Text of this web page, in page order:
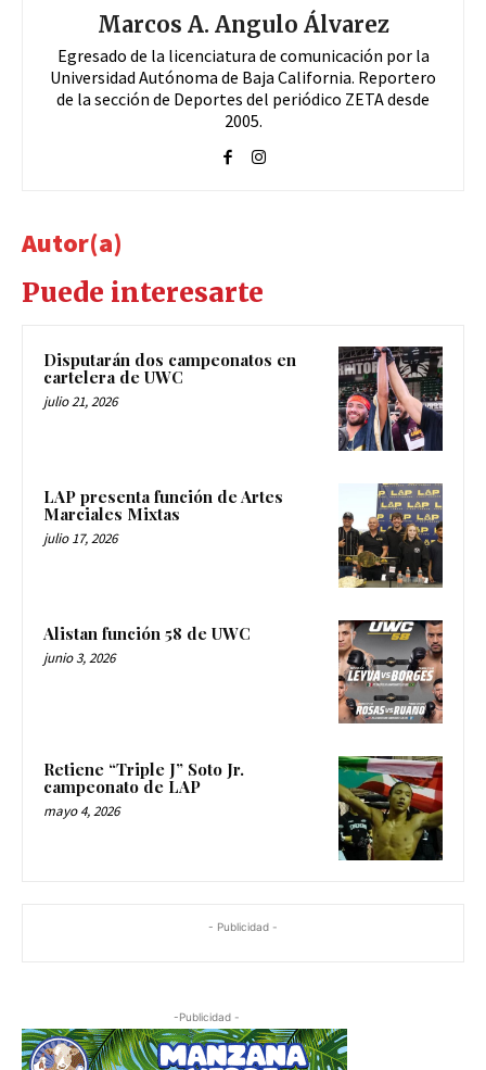
Marcos A. Angulo Álvarez
Egresado de la licenciatura de comunicación por la
Universidad Autónoma de Baja California. Reportero
de la sección de Deportes del periódico ZETA desde
2005.
Autor(a)
Puede interesarte
Disputarán dos campeonatos en
cartelera de UWC
julio 21, 2026
LAP presenta función de Artes
Marciales Mixtas
julio 17, 2026
Alistan función 58 de UWC
junio 3, 2026
Retiene “Triple J” Soto Jr.
campeonato de LAP
mayo 4, 2026
- Publicidad -
-Publicidad -